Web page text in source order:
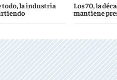
todo, la industria
Los 70, la
mantiene